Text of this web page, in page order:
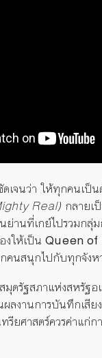
เจนว่า ให้ทุกคนเป็
Real) กลายเ
ย่านที่เกย์ไปรวมกลุ่
งให้เป็น Queen of
กคนสนุกไปกับทุกจังห
ดรัฐสภาแห่งสหรัฐอ
ผลงานการบันทึกเสี
ยศาสตร์ควรค่าแก่